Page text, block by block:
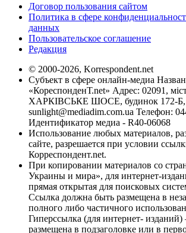
Договор пользования сайтом
Политика в сфере
данных
Пользовательское соглашение
Редакция
© 2000-2026, Korrespondent.net
Субъект в сфере онлайн-медиа
«КореспонденТ.net» Адрес: 02091,
ХАРКІВСЬКЕ ШОСЕ, будинок 172-Б,
sunlight@mediadim.com.ua Телефон:
Идентификатор медиа - R40-06068
Использование любых материалов,
сайте, разрешается при условии
Корреспондент.net.
При копировании материалов со
Украины и мира», для интернет-
прямая открытая для поисковых
Ссылка должна быть размещена в
полного либо частичного
Гиперссылка (для интернет-
размещена в подзаголовке или в